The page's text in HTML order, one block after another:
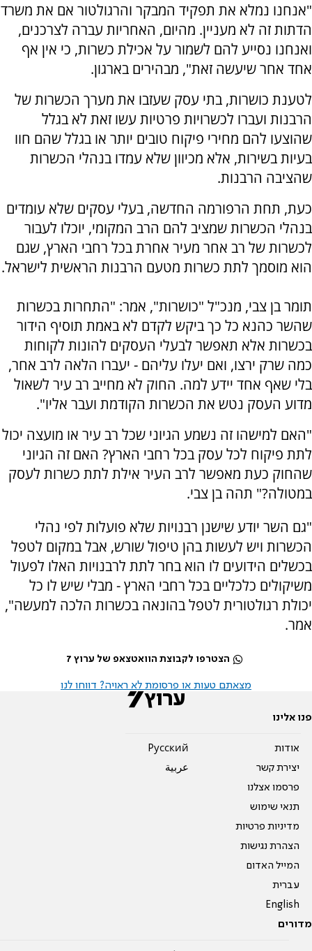
"אנחנו נמלא את תפקיד המבקר והרגולטור אם את משרד
הדתות זה לא מעניין. מהיום, האחריות עברה לצרכנים,
ואנחנו נסייע להם לשמור על אכילת כשרות, כי אין אף
אחד אחר שיעשה זאת", מבהירים בארגון.
לטענת כושרות, בתי עסק שעזבו את מערך הכשרות של
הרבנות ועברו לכשרויות פרטיות עשו זאת לא בגלל
שהוצעו להם מחירי פיקוח טובים יותר או בגלל שהם חוו
בעיות בשירות, אלא מכיוון שלא עמדו בנהלי הכשרות
שהציבה הרבנות.
כעת, תחת הרפורמה החדשה, בעלי עסקים שלא עומדים
בנהלי הכשרות שמציב להם הרב המקומי, יוכלו לעבור
לכשרות של רב אחר מעיר אחרת בכל רחבי הארץ, שגם
הוא מוסמך לתת כשרות מטעם הרבנות הראשית לישראל.
תומר בן צבי, מנכ"ל "כושרות", אמר: "התחרות בכשרות
שהשר כהנא כל כך ביקש לקדם לא באמת תוסיף הידור
בכשרות אלא תאפשר לבעלי העסקים להונות לקוחות
כמה שרק ירצו, ואם יעלו עליהם - יעברו הלאה לרב אחר,
בלי שאף אחד יידע למה. החוק לא מחייב רב עיר לשאול
מדוע העסק נטש את הכשרות הקודמת ועבר אליו".
"האם למישהו זה נשמע הגיוני שכל רב עיר או מועצה יכול
לתת פיקוח לכל עסק בכל רחבי הארץ? האם זה הגיוני
שהחוק כעת מאפשר לרב העיר אילת לתת כשרות לעסק
במטולה?" תהה בן צבי.
"גם השר יודע שישנן רבנויות שלא פועלות לפי נהלי
הכשרות ויש לעשות בהן טיפול שורש, אבל במקום לטפל
בכשלים הידועים לו הוא בחר לתת לרבנויות האלו לפעול
משיקולים כלכליים בכל רחבי הארץ - מבלי שיש לו כל
יכולת רגולטורית לטפל בהונאה בכשרות הלכה למעשה",
אמר.
הצטרפו לקבוצת הוואטצאפ של ערוץ 7
מצאתם טעות או פרסומת לא ראויה? דווחו לנו
פנו אלינו
אודות
יצירת קשר
פרסמו אצלנו
תנאי שימוש
מדיניות פרטיות
הצהרת נגישות
המייל האדום
עברית
English
Pусский
عربية
מדורים